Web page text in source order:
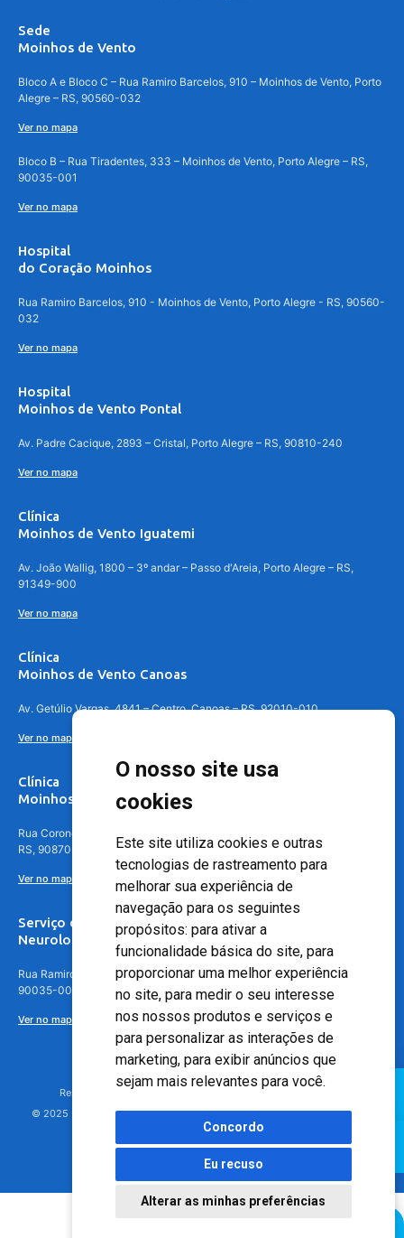
O nosso site usa
cookies
Este site utiliza cookies e outras
tecnologias de rastreamento para
melhorar sua experiência de
navegação para os seguintes
propósitos: para ativar a
funcionalidade básica do site, para
proporcionar uma melhor experiência
no site, para medir o seu interesse
nos nossos produtos e serviços e
para personalizar as interações de
marketing, para exibir anúncios que
sejam mais relevantes para você.
Concordo
Eu recuso
Alterar as minhas preferências
Sede
Moinhos de Vento
Bloco A e Bloco C – Rua Ramiro Barcelos, 910 – Moinhos de Vento, Porto
Alegre – RS, 90560-032
Ver no mapa
Bloco B – Rua Tiradentes, 333 – Moinhos de Vento, Porto Alegre – RS,
90035-001
Ver no mapa
Hospital
do Coração Moinhos
Rua Ramiro Barcelos, 910 - Moinhos de Vento, Porto Alegre - RS, 90560-
032
Ver no mapa
Hospital
Moinhos de Vento Pontal
Av. Padre Cacique, 2893 – Cristal, Porto Alegre – RS, 90810-240
Ver no mapa
Clínica
Moinhos de Vento Iguatemi
Av. João Wallig, 1800 – 3º andar – Passo d'Areia, Porto Alegre – RS,
91349-900
Ver no mapa
Clínica
Moinhos de Vento Canoas
Av. Getúlio Vargas, 4841 – Centro, Canoas – RS, 92010-010
Ver no mapa
Clínica
Moinhos de Vento - Teresópolis
Rua Coronel Aparício Borges, 250 - 3º andar - Teresópolis, Porto Alegre -
RS, 90870-016
Ver no mapa
Serviço de
Neurologia
Rua Ramiro Barcelos, 630 – 5º andar – Floresta, Porto Alegre – RS,
90035-001
Ver no mapa
Responsável Técnico: Dr. Luiz Antonio Nasi - CREMERS 11217
© 2025 - Hospital Moinhos de Vento - Registro Empresa (CRM-RS): 425